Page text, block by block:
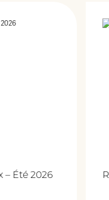
Replay : ils